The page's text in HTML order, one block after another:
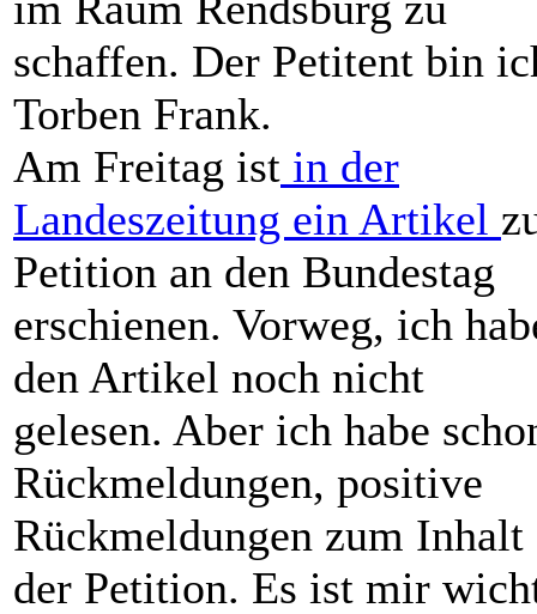
schaffen. Der Petitent bin
Torben Frank.
Am Freitag ist in der
Landeszeitung ein Artikel
Petition an den Bundestag
erschienen. Vorweg, ich
den Artikel noch nicht
gelesen. Aber ich habe
Rückmeldungen, positive
Rückmeldungen zum Inhalt
der Petition. Es ist mir